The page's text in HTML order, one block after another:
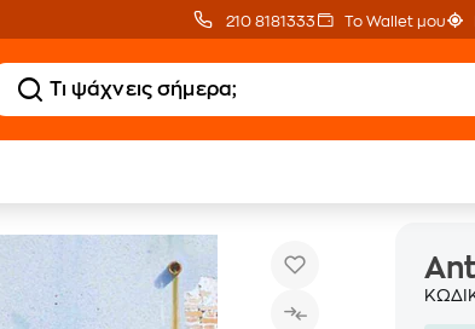
210 8181333 Το Wallet μου